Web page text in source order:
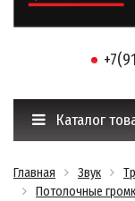
Каталог
Главная Звук
Потолочные